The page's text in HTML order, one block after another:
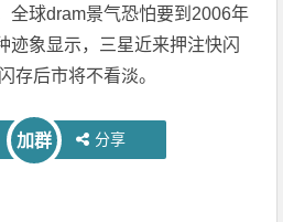
全球dram景气恐怕要到2006年
迹象显示，三星近来押注快闪
存后市将不看淡。
加群 分享